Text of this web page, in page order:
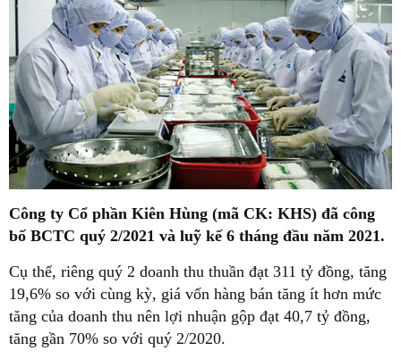
Công ty Cổ phần Kiên Hùng (mã CK: KHS) đã công
bố BCTC quý 2/2021 và luỹ kế 6 tháng đầu năm 2021.
Cụ thể, riêng quý 2 doanh thu thuần đạt 311 tỷ đồng, tăng
19,6% so với cùng kỳ, giá vốn hàng bán tăng ít hơn mức
tăng của doanh thu nên lợi nhuận gộp đạt 40,7 tỷ đồng,
tăng gần 70% so với quý 2/2020.